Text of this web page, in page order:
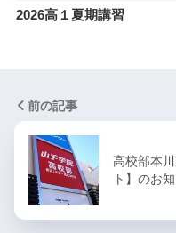
2026高１夏期講習
前の記事
高校部本
ト】のお